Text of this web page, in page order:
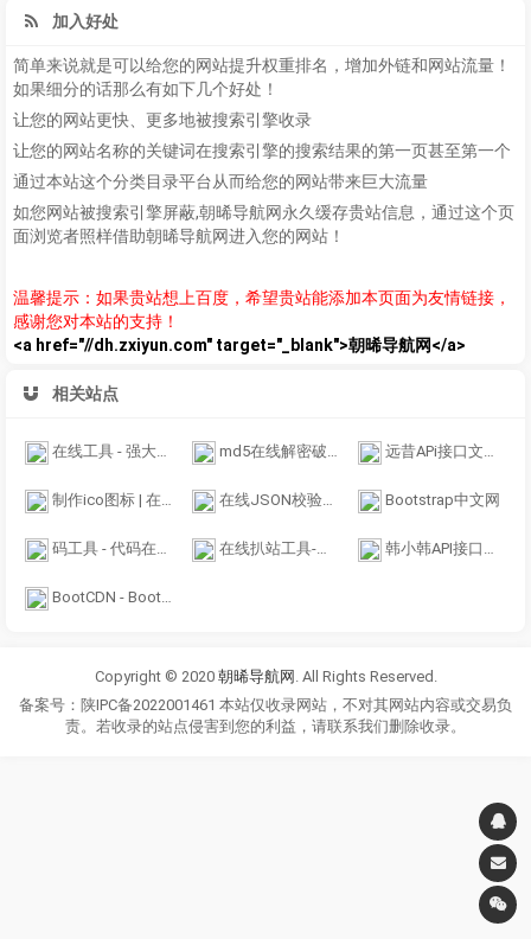
加入好处
简单来说就是可以给您的网站提升权重排名，增加外链和网站流量！
如果细分的话那么有如下几个好处！
让您的网站更快、更多地被搜索引擎收录
让您的网站名称的关键词在搜索引擎的搜索结果的第一页甚至第一个
通过本站这个分类目录平台从而给您的网站带来巨大流量
如您网站被搜索引擎屏蔽,朝晞导航网永久缓存贵站信息，通过这个页
面浏览者照样借助朝晞导航网进入您的网站！
温馨提示：如果贵站想上百度，希望贵站能添加本页面为友情链接，
感谢您对本站的支持！
<a href="//dh.zxiyun.com" target="_blank">朝晞导航网</a>
相关站点
在线工具 - 强大的多功能在线工具库 md5在线解密破解,md5解密加密 远昔APi接口文档-为站长提供方便快捷公共API接口
制作ico图标 | 在线ico图标转换工具 方便制作favicon.ico - 比特虫 - Bitbug.net 在线JSON校验格式化工具（Be JSON） Bootstrap中文网
码工具 - 代码在线工具箱 在线扒站工具-在线扒站官网_网页源码打包下载_手机扒站_仿站工具 韩小韩API接口站 - 免费API数据接口调用服务平台
BootCDN - Bootstrap 中文网开源项目免费 CDN 加速服务
Copyright © 2020 朝晞导航网 . All Rights Reserved.
备案号：陕IPC备2022001461 本站仅收录网站，不对其网站内容或交易负
责。若收录的站点侵害到您的利益，请联系我们删除收录。